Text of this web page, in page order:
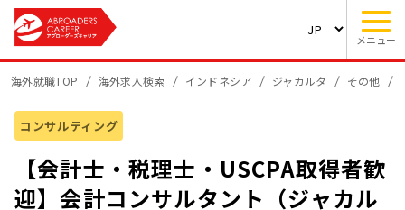
メニュー
海外就職TOP 海外求人検索 インドネシア ジャカルタ その他
コンサルティング
【会計士・税理士・USCPA取得者歓
迎】会計コンサルタント（ジャカル